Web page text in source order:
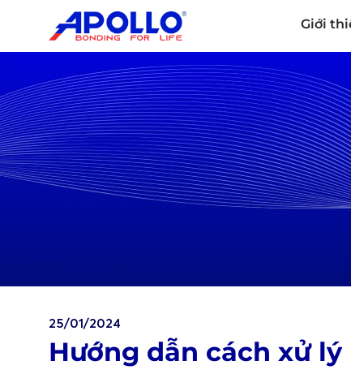
Giới
25/01/2024
Hướng dẫn cách xử